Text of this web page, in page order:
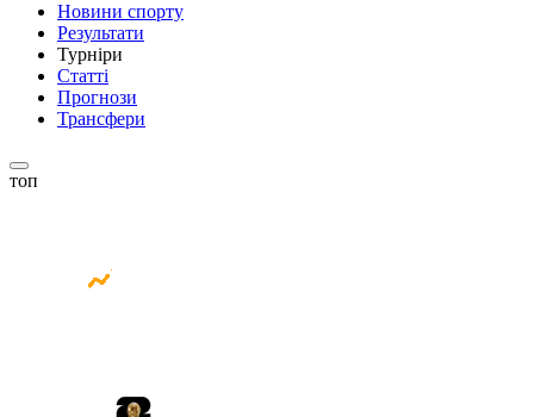
Новини спорту
Результати
Турніри
Статті
Прогнози
Трансфери
топ